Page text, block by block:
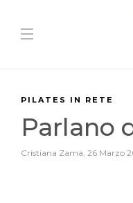
PILATES IN RETE
Parlano
Cristiana Zama, 26 Marzo